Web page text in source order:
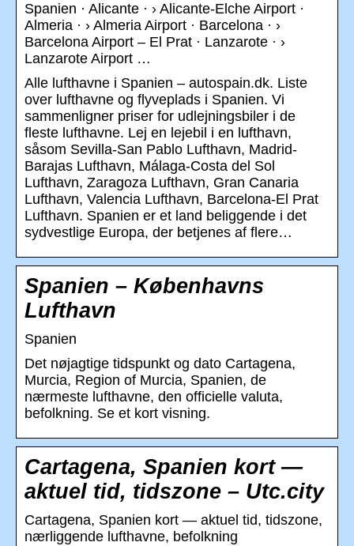
Spanien · Alicante · › Alicante-Elche Airport ·
Almeria · › Almeria Airport · Barcelona · ›
Barcelona Airport – El Prat · Lanzarote · ›
Lanzarote Airport …
Alle lufthavne i Spanien – autospain.dk. Liste
over lufthavne og flyveplads i Spanien. Vi
sammenligner priser for udlejningsbiler i de
fleste lufthavne. Lej en lejebil i en lufthavn,
såsom Sevilla-San Pablo Lufthavn, Madrid-
Barajas Lufthavn, Málaga-Costa del Sol
Lufthavn, Zaragoza Lufthavn, Gran Canaria
Lufthavn, Valencia Lufthavn, Barcelona-El Prat
Lufthavn. Spanien er et land beliggende i det
sydvestlige Europa, der betjenes af flere…
Spanien – Københavns
Lufthavn
Spanien
Det nøjagtige tidspunkt og dato Cartagena,
Murcia, Region of Murcia, Spanien, de
nærmeste lufthavne, den officielle valuta,
befolkning. Se et kort visning.
Cartagena, Spanien kort —
aktuel tid, tidszone – Utc.city
Cartagena, Spanien kort — aktuel tid, tidszone,
nærliggende lufthavne, befolkning